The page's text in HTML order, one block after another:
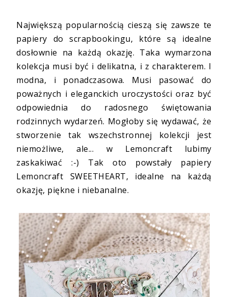
Największą popularnością cieszą się zawsze te
papiery do scrapbookingu, które są idealne
dosłownie na każdą okazję. Taka wymarzona
kolekcja musi być i delikatna, i z charakterem. I
modna, i ponadczasowa. Musi pasować do
poważnych i eleganckich uroczystości oraz być
odpowiednia do radosnego świętowania
rodzinnych wydarzeń. Mogłoby się wydawać, że
stworzenie tak wszechstronnej kolekcji jest
niemożliwe, ale... w Lemoncraft lubimy
zaskakiwać :-) Tak oto powstały papiery
Lemoncraft SWEETHEART, idealne na każdą
okazję, piękne i niebanalne.